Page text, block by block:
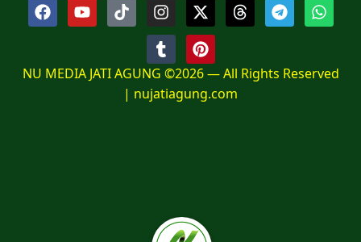
NU MEDIA JATI AGUNG ©2026 — All Rights Reserved
| nujatiagung.com